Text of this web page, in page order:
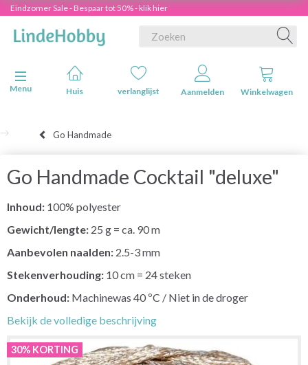
Eindzomer Sale - Bespaar tot 50% - klik hier
Navigatie in-/uitschakelen
Menu
Huis verlanglijst Aanmelden Winkelwagen
Go Handmade
Go Handmade Cocktail "deluxe"
Inhoud: 100% polyester
Gewicht/lengte: 25 g = ca. 90 m
Aanbevolen naalden: 2.5-3 mm
Stekenverhouding: 10 cm = 24 steken
Onderhoud: Machinewas 40 ºC / Niet in de droger
Bekijk de volledige beschrijving
30% KORTING